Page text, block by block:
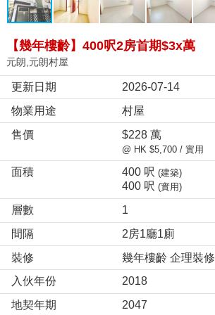
【幾年樓齡】400呎2房首期$3x萬
元朗,元朗村屋
更新日期
2026-07-14
物業用途
村屋
售價
$228 萬
@ HK $5,700 / 實用
面積 400 呎 (建築)
400 呎 (實用)
層數
1
間隔
2房1廳1廁
裝修
幾年樓齡 企理裝修
入伙年份
2018
地契年期
2047